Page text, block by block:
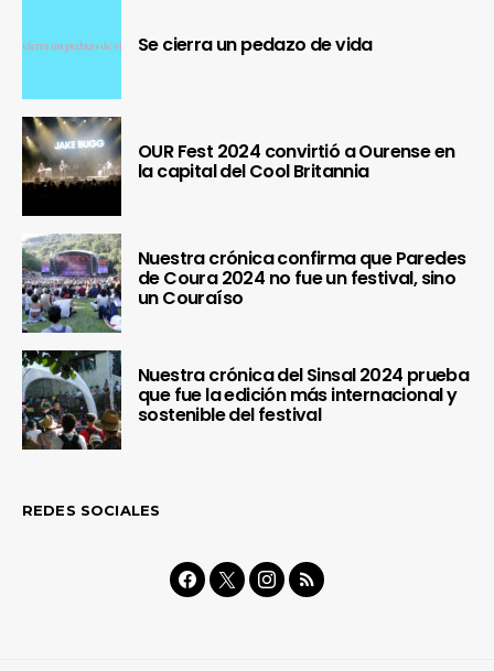
Se cierra un pedazo de vida
OUR Fest 2024 convirtió a Ourense en
la capital del Cool Britannia
Nuestra crónica confirma que Paredes
de Coura 2024 no fue un festival, sino
un Couraíso
Nuestra crónica del Sinsal 2024 prueba
que fue la edición más internacional y
sostenible del festival
REDES SOCIALES